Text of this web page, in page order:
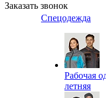
Заказать звонок
Спецодежда
Рабочая
летняя